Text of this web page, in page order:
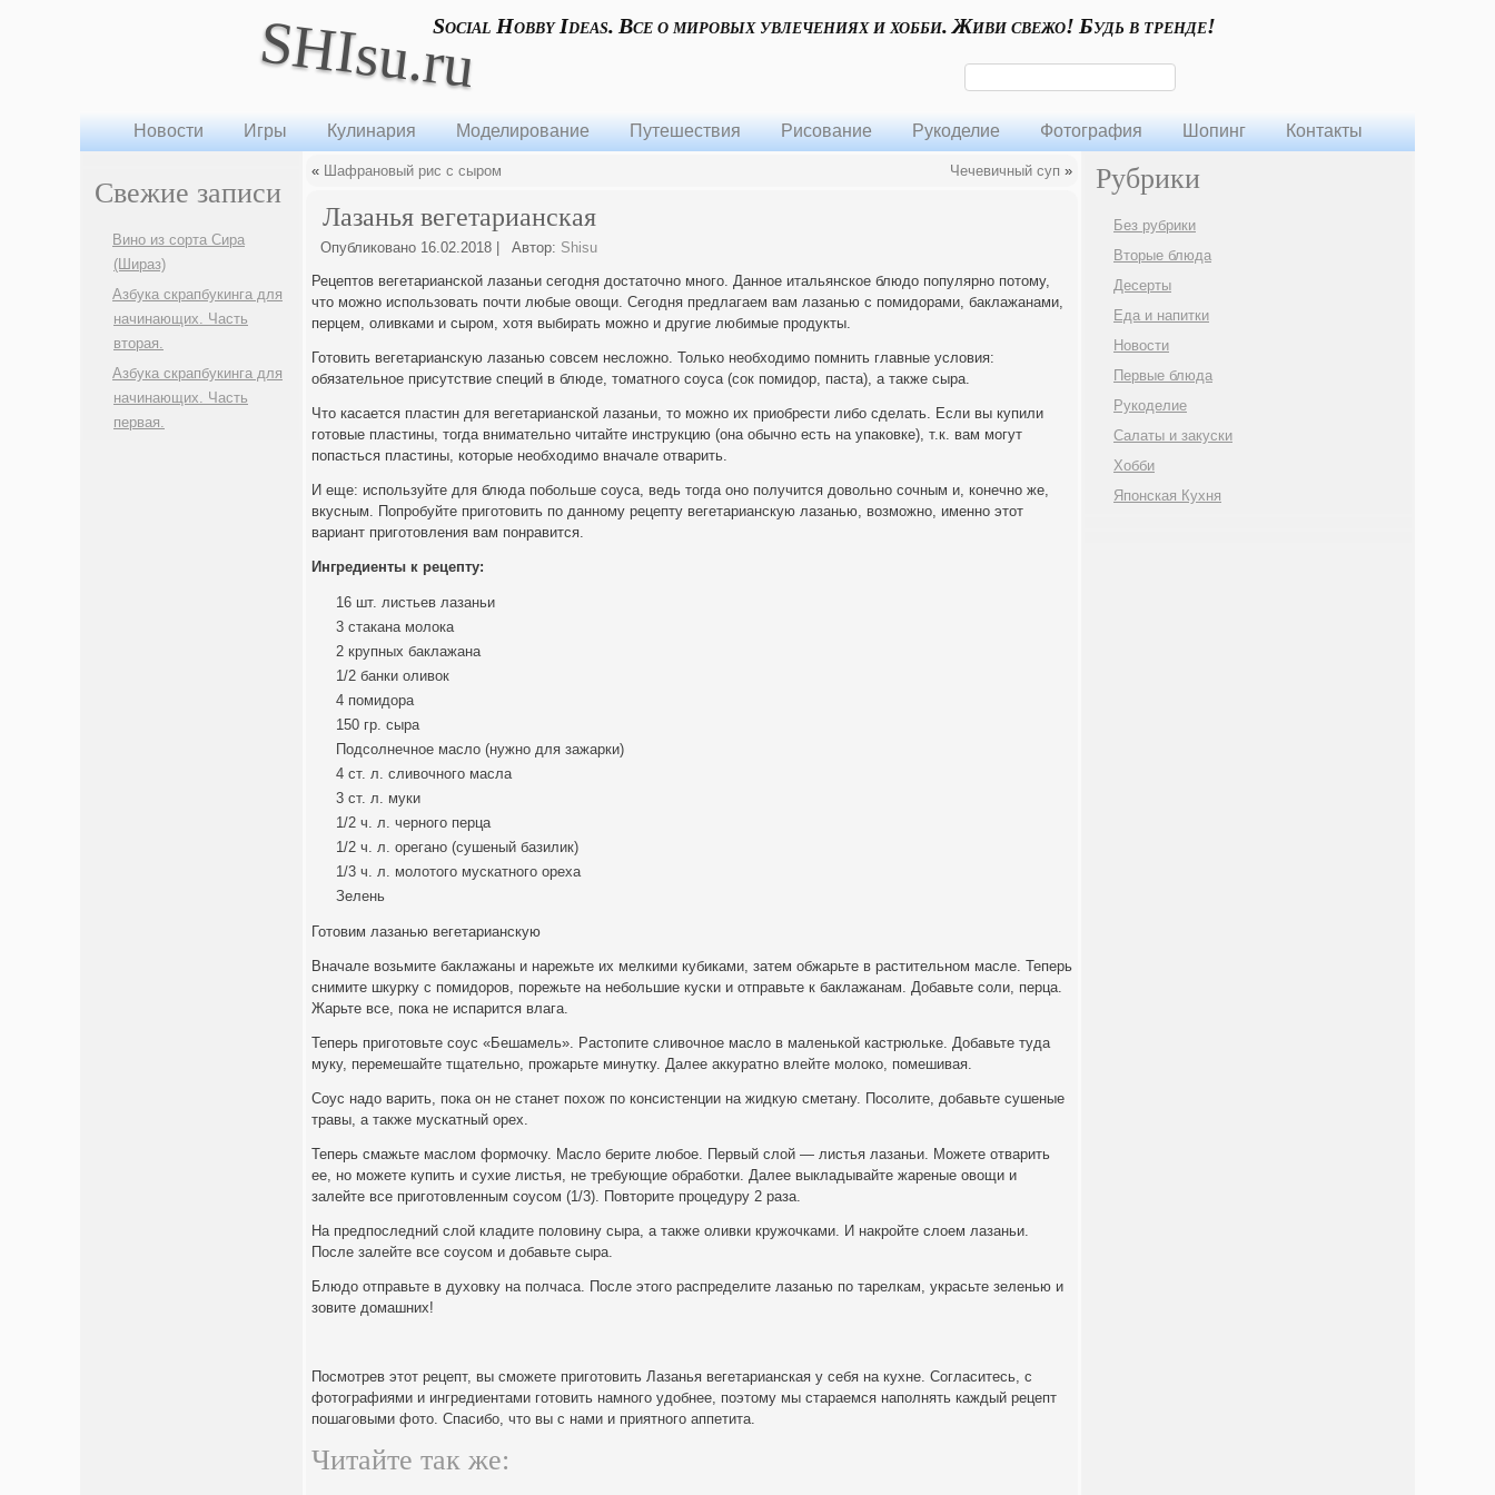
SHIsu.ruSocial Hobby Ideas. Все о мировых увлечениях и хобби. Живи свежо! Будь в тренде!
Новости Игры Кулинария Моделирование Путешествия Рисование Рукоделие Фотография Шопинг Контакты
Свежие записи
Вино из сорта Сира
(Шираз)
Азбука скрапбукинга для
начинающих. Часть
вторая.
Азбука скрапбукинга для
начинающих. Часть
первая.
« Шафрановый рис с сыром Чечевичный суп »
Лазанья вегетарианская
Опубликовано 16.02.2018 Автор: Shisu
Рецептов вегетарианской лазаньи сегодня достаточно много. Данное итальянское блюдо популярно потому,
что можно использовать почти любые овощи. Сегодня предлагаем вам лазанью с помидорами, баклажанами,
перцем, оливками и сыром, хотя выбирать можно и другие любимые продукты.
Готовить вегетарианскую лазанью совсем несложно. Только необходимо помнить главные условия:
обязательное присутствие специй в блюде, томатного соуса (сок помидор, паста), а также сыра.
Что касается пластин для вегетарианской лазаньи, то можно их приобрести либо сделать. Если вы купили
готовые пластины, тогда внимательно читайте инструкцию (она обычно есть на упаковке), т.к. вам могут
попасться пластины, которые необходимо вначале отварить.
И еще: используйте для блюда побольше соуса, ведь тогда оно получится довольно сочным и, конечно же,
вкусным. Попробуйте приготовить по данному рецепту вегетарианскую лазанью, возможно, именно этот
вариант приготовления вам понравится.
Ингредиенты к рецепту:
16 шт. листьев лазаньи
3 стакана молока
2 крупных баклажана
1/2 банки оливок
4 помидора
150 гр. сыра
Подсолнечное масло (нужно для зажарки)
4 ст. л. сливочного масла
3 ст. л. муки
1/2 ч. л. черного перца
1/2 ч. л. орегано (сушеный базилик)
1/3 ч. л. молотого мускатного ореха
Зелень
Готовим лазанью вегетарианскую
Вначале возьмите баклажаны и нарежьте их мелкими кубиками, затем обжарьте в растительном масле. Теперь
снимите шкурку с помидоров, порежьте на небольшие куски и отправьте к баклажанам. Добавьте соли, перца.
Жарьте все, пока не испарится влага.
Теперь приготовьте соус «Бешамель». Растопите сливочное масло в маленькой кастрюльке. Добавьте туда
муку, перемешайте тщательно, прожарьте минутку. Далее аккуратно влейте молоко, помешивая.
Соус надо варить, пока он не станет похож по консистенции на жидкую сметану. Посолите, добавьте сушеные
травы, а также мускатный орех.
Теперь смажьте маслом формочку. Масло берите любое. Первый слой — листья лазаньи. Можете отварить
ее, но можете купить и сухие листья, не требующие обработки. Далее выкладывайте жареные овощи и
залейте все приготовленным соусом (1/3). Повторите процедуру 2 раза.
На предпоследний слой кладите половину сыра, а также оливки кружочками. И накройте слоем лазаньи.
После залейте все соусом и добавьте сыра.
Блюдо отправьте в духовку на полчаса. После этого распределите лазанью по тарелкам, украсьте зеленью и
зовите домашних!
Посмотрев этот рецепт, вы сможете приготовить Лазанья вегетарианская у себя на кухне. Согласитесь, с
фотографиями и ингредиентами готовить намного удобнее, поэтому мы стараемся наполнять каждый рецепт
пошаговыми фото. Спасибо, что вы с нами и приятного аппетита.
Читайте так же:
Рубрики
Без рубрики
Вторые блюда
Десерты
Еда и напитки
Новости
Первые блюда
Рукоделие
Салаты и закуски
Хобби
Японская Кухня